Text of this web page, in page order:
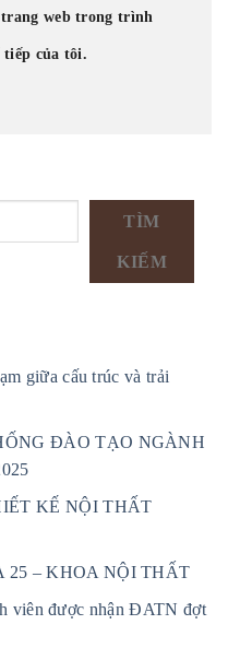
web trong trình
của tôi.
TÌM
KIẾM
giữa cấu trúc và trải
ĐÀO TẠO NGÀNH
KẾ NỘI THẤT
25 – KHOA NỘI THẤT
viên được nhận ĐATN đợt